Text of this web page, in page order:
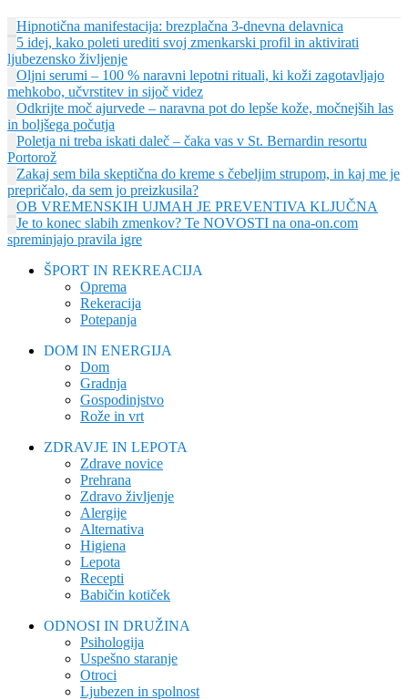
Hipnotična manifestacija: brezplačna 3-dnevna delavnica
5 idej, kako poleti urediti svoj zmenkarski profil in aktivirati
ljubezensko življenje
Oljni serumi – 100 % naravni lepotni rituali, ki koži zagotavljajo
mehkobo, učvrstitev in sijoč videz
Odkrijte moč ajurvede – naravna pot do lepše kože, močnejših las
in boljšega počutja
Poletja ni treba iskati daleč – čaka vas v St. Bernardin resortu
Portorož
Zakaj sem bila skeptična do kreme s čebeljim strupom, in kaj me je
prepričalo, da sem jo preizkusila?
OB VREMENSKIH UJMAH JE PREVENTIVA KLJUČNA
Je to konec slabih zmenkov? Te NOVOSTI na ona-on.com
spreminjajo pravila igre
ŠPORT IN REKREACIJA
Oprema
Rekeracija
Potepanja
DOM IN ENERGIJA
Dom
Gradnja
Gospodinjstvo
Rože in vrt
ZDRAVJE IN LEPOTA
Zdrave novice
Prehrana
Zdravo življenje
Alergije
Alternativa
Higiena
Lepota
Recepti
Babičin kotiček
ODNOSI IN DRUŽINA
Psihologija
Uspešno staranje
Otroci
Ljubezen in spolnost